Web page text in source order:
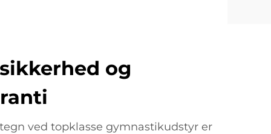
og
ved topklasse gymnastikudstyr er